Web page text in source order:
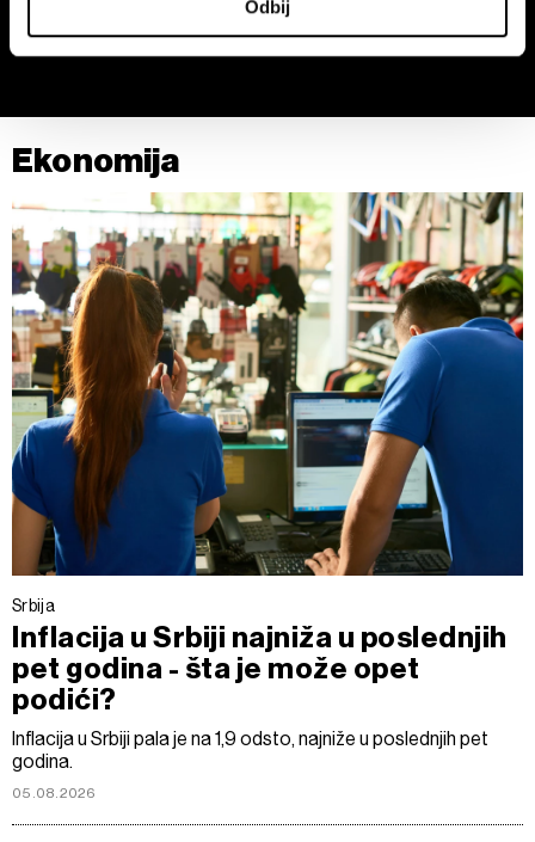
saglasnost u Deklaraciji o kolačićima.
kolačićima i drugim sličnim tehnologijama u
Kolačiće u bilo kojem trenutku možete ponovno ažurirati
klikom na „Prikaži detalje“. Pristanak možete u bilo kojem
trenutku opozvati bez negativnih posledica.
Odbijkako bi procenila uticaj rata u
Iranu na inflaciju
Ekonomija
Srbija
Inflacija u Srbiji najniža u poslednjih
pet godina - šta je može opet
podići?
Inflacija u Srbiji pala je na 1,9 odsto, najniže u poslednjih pet
godina.
05.08.2026